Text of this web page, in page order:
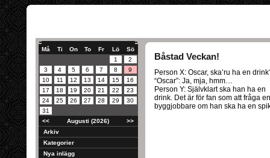
Må Ti On To Fr Lö
Sö
1
2
3
4 5 6 7 8
9
10
11 12 13 14 15
16
17
18 19 20 21 22
23
24
25 26 27 28 29
30
31
<<
Augusti (2026)
>>
Arkiv
Kategorier
Nya inlägg
Båstad Veckan!
Person X: Oscar, ska’ru ha en
“Oscar”: Ja, mja, hmm…
Person Y: Självklart ska han ha en
drink. Det är för fan som att fråga en
byggjobbare om han ska ha en